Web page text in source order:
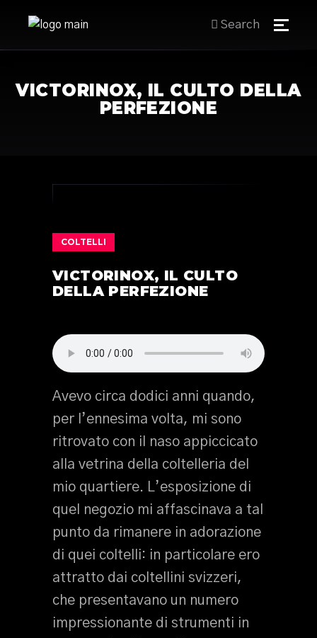
Search
VICTORINOX, IL CULTO DELLA
PERFEZIONE
COLTELLI
VICTORINOX, IL CULTO
DELLA PERFEZIONE
Avevo circa dodici anni quando,
per l’ennesima volta, mi sono
ritrovato con il naso appiccicato
alla vetrina della coltelleria del
mio quartiere. L’esposizione di
quel negozio mi affascinava a tal
punto da rimanere in adorazione
di quei coltelli: in particolare ero
attratto dai coltellini svizzeri,
che presentavano un numero
impressionante di strumenti in